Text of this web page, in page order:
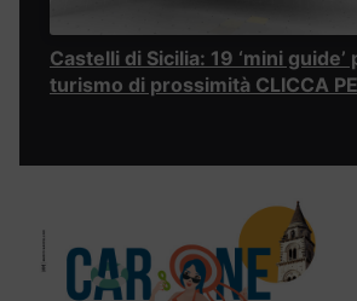
Castelli di Sicilia: 19 ‘mini
turismo di prossimità CLICCA